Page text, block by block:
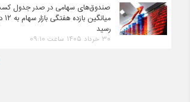
صندوق‌های سهامی در صدر جدول
رسید
۳۰ خرداد ۱۴۰۵ ساعت ۰۹:۱۰